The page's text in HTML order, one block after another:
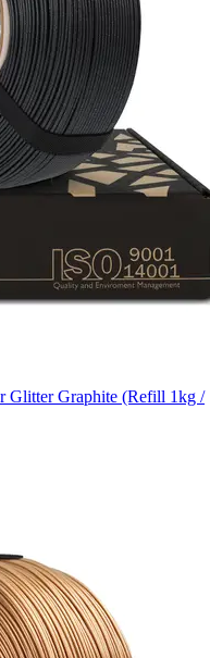
Graphite (Refill 1kg /